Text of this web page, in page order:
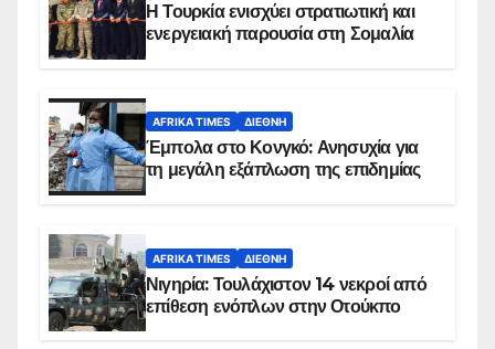
Η Τουρκία ενισχύει στρατιωτική και
ενεργειακή παρουσία στη Σομαλία
AFRIKA TIMES ΔΙΕΘΝΉ
Έμπολα στο Κονγκό: Ανησυχία για
τη μεγάλη εξάπλωση της επιδημίας
AFRIKA TIMES ΔΙΕΘΝΉ
Νιγηρία: Τουλάχιστον 14 νεκροί από
επίθεση ενόπλων στην Οτούκπο